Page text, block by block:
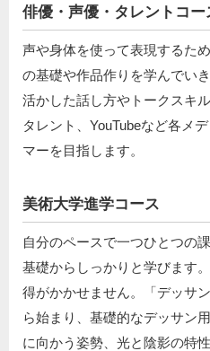
俳優・声優・タレントコー
声や身体を使って表現するた
の基礎や作品作りを学んでい
活かした話し方やトークスキ
タレント、YouTubeなど各メ
マーを目指します。
美術大学進学コース
自分のペースで一つひとつの
基礎からしっかりと学びます
得がかかせません。「デッサ
ら始まり、基礎的なデッサン
に向かう姿勢、光と陰影の特